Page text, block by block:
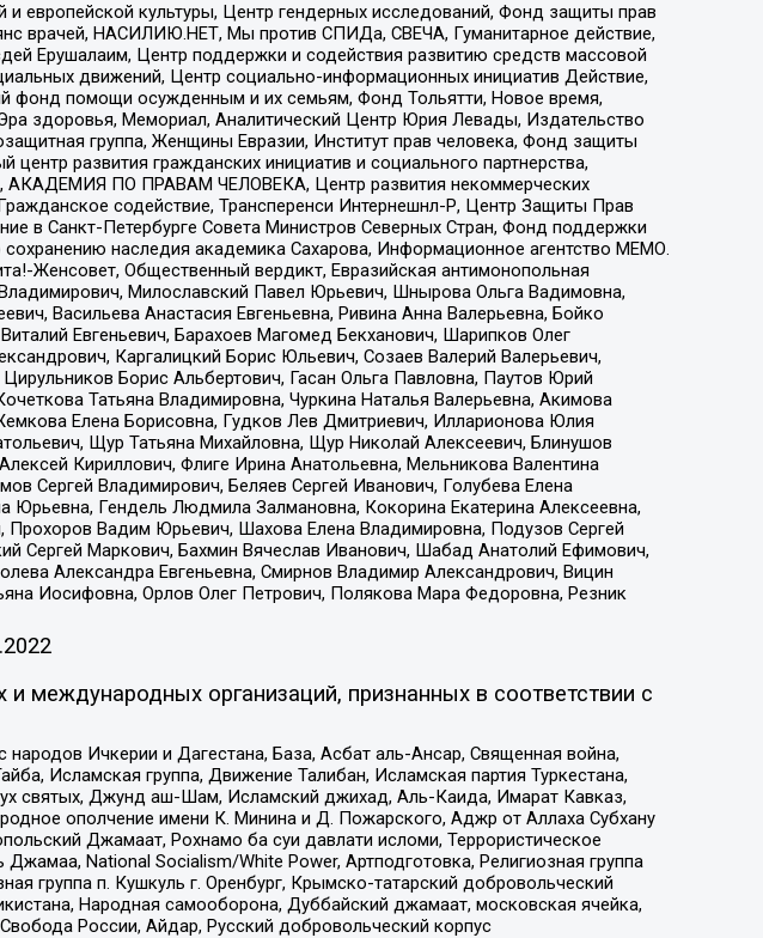
европейской культуры, Центр гендерных исследований, Фонд защиты прав
врачей, НАСИЛИЮ.НЕТ, Мы против СПИДа, СВЕЧА, Гуманитарное действие,
Ерушалаим, Центр поддержки и содействия развитию средств массовой
движений, Центр социально-информационных инициатив Действие,
фонд помощи осужденным и их семьям, Фонд Тольятти, Новое время,
здоровья, Мемориал, Аналитический Центр Юрия Левады, Издательство
группа, Женщины Евразии, Институт прав человека, Фонд защиты
развития гражданских инициатив и социального партнерства,
АКАДЕМИЯ ПО ПРАВАМ ЧЕЛОВЕКА, Центр развития некоммерческих
содействие, Трансперенси Интернешнл-Р, Центр Защиты Прав
в Санкт-Петербурге Совета Министров Северных Стран, Фонд поддержки
наследия академика Сахарова, Информационное агентство МЕМО.
Женсовет, Общественный вердикт, Евразийская антимонопольная
Милославский Павел Юрьевич, Шнырова Ольга Вадимовна,
Васильева Анастасия Евгеньевна, Ривина Анна Валерьевна, Бойко
Евгеньевич, Барахоев Магомед Бекханович, Шарипков Олег
Каргалицкий Борис Юльевич, Созаев Валерий Валерьевич,
Борис Альбертович, Гасан Ольга Павловна, Паутов Юрий
Татьяна Владимировна, Чуркина Наталья Валерьевна, Акимова
Елена Борисовна, Гудков Лев Дмитриевич, Илларионова Юлия
Щур Татьяна Михайловна, Щур Николай Алексеевич, Блинушов
Кириллович, Флиге Ирина Анатольевна, Мельникова Валентина
Сергей Владимирович, Беляев Сергей Иванович, Голубева Елена
Юрьевна, Гендель Людмила Залмановна, Кокорина Екатерина Алексеевна,
Вадим Юрьевич, Шахова Елена Владимировна, Подузов Сергей
Сергей Маркович, Бахмин Вячеслав Иванович, Шабад Анатолий Ефимович,
Александра Евгеньевна, Смирнов Владимир Александрович, Вицин
Иосифовна, Орлов Олег Петрович, Полякова Мара Федоровна, Резник
международных организаций, признанных в соответствии с
Ичкерии и Дагестана, База, Асбат аль-Ансар, Священная война,
Исламская группа, Движение Талибан, Исламская партия Туркестана,
святых, Джунд аш-Шам, Исламский джихад, Аль-Каида, Имарат Кавказ,
ополчение имени К. Минина и Д. Пожарского, Аджр от Аллаха Субхану
Джамаат, Рохнамо ба суи давлати исломи, Террористическое
National Socialism/White Power, Артподготовка, Религиозная группа
группа п. Кушкуль г. Оренбург, Крымско-татарский добровольческий
Народная самооборона, Дуббайский джамаат, московская ячейка,
России, Айдар, Русский добровольческий корпус